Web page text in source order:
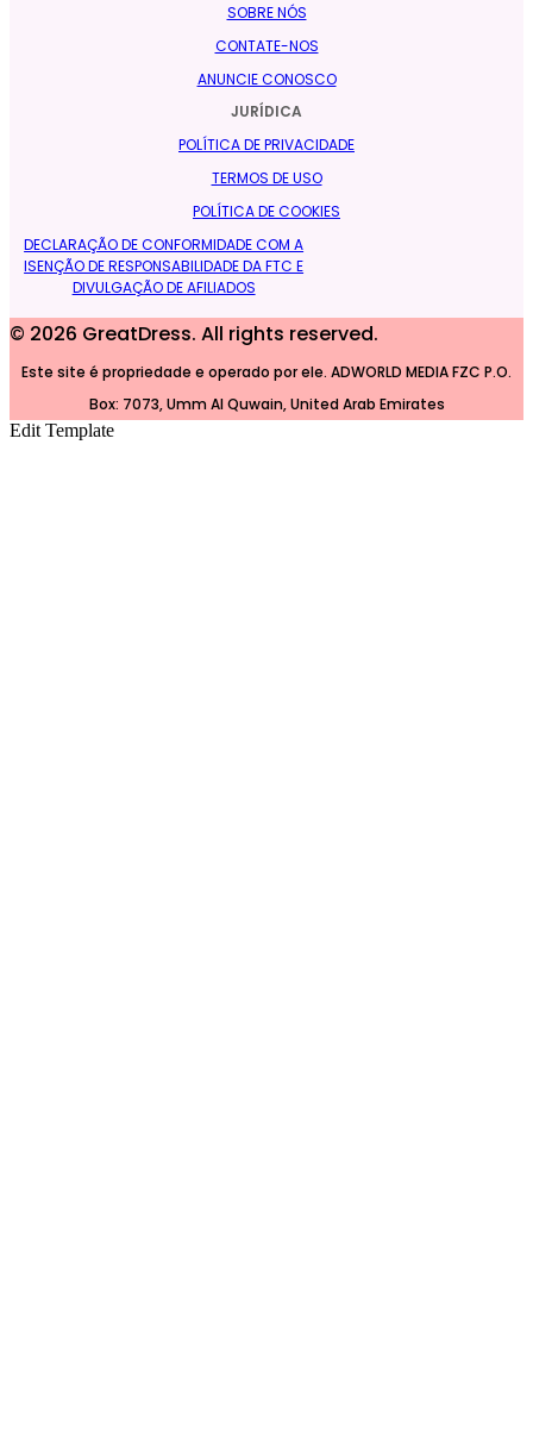
SOBRE NÓS
CONTATE-NOS
ANUNCIE CONOSCO
JURÍDICA
POLÍTICA DE PRIVACIDADE
TERMOS DE USO
POLÍTICA DE COOKIES
DECLARAÇÃO DE CONFORMIDADE COM A
ISENÇÃO DE RESPONSABILIDADE DA FTC E
DIVULGAÇÃO DE AFILIADOS
© 2026 GreatDress. All rights reserved.
Este site é propriedade e operado por ele. ADWORLD MEDIA FZC P.O.
Box: 7073, Umm Al Quwain, United Arab Emirates
Edit Template